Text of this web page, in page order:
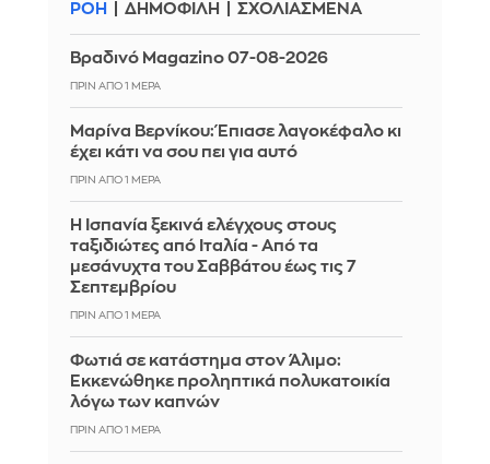
ΡΟΗ ΔΗΜΟΦΙΛΗ ΣΧΟΛΙΑΣΜΕΝΑ
Βραδινό Magazino 07-08-2026
ΠΡΙΝ ΑΠΌ 1 ΜΈΡΑ
Μαρίνα Βερνίκου: Έπιασε λαγοκέφαλο κι
έχει κάτι να σου πει για αυτό
ΠΡΙΝ ΑΠΌ 1 ΜΈΡΑ
Η Ισπανία ξεκινά ελέγχους στους
ταξιδιώτες από Ιταλία - Από τα
μεσάνυχτα του Σαββάτου έως τις 7
Σεπτεμβρίου
ΠΡΙΝ ΑΠΌ 1 ΜΈΡΑ
Φωτιά σε κατάστημα στον Άλιμο:
Εκκενώθηκε προληπτικά πολυκατοικία
λόγω των καπνών
ΠΡΙΝ ΑΠΌ 1 ΜΈΡΑ